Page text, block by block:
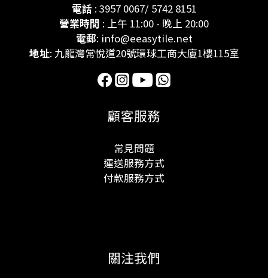
電話: 3957 0067/ 5742 8151
營業時間 : 上午 11:00 - 晚上 20:00
電郵: info@eeasytile.net
地址: 九龍灣常悅道20號環球工商大廈1樓115室
顧客服務
常見問題
運送服務方式
付款服務方式
關注我們